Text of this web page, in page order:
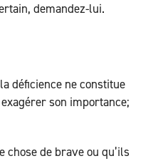
demandez-lui.
déficience ne constitue
son importance;
de brave ou qu’ils